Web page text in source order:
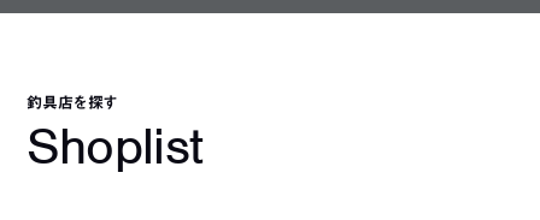
釣具店を探す
Shoplist